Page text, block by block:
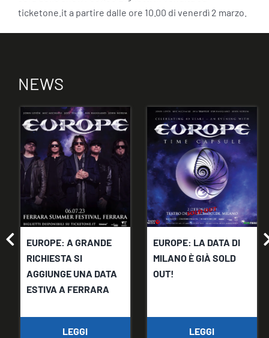
ticketone.it a partire dalle ore 10.00 di venerdì 2 marzo.
NEWS
EUROPE: A GRANDE
RICHIESTA SI
AGGIUNGE UNA DATA
ESTIVA A FERRARA
LEGGI
EUROPE: LA DATA DI
MILANO È GIÀ SOLD
OUT!
LEGGI